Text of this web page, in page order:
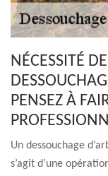
NÉCESSITÉ
PENSEZ À
Un dessouchage
s’agit d’une